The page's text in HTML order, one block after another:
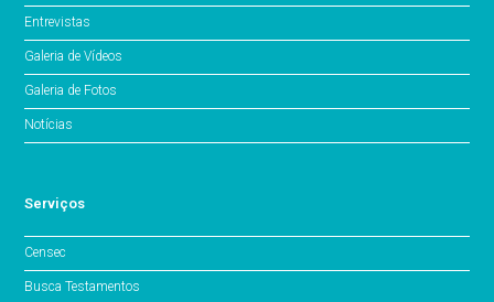
Entrevistas
Galeria de Vídeos
Galeria de Fotos
Notícias
Serviços
Censec
Busca Testamentos